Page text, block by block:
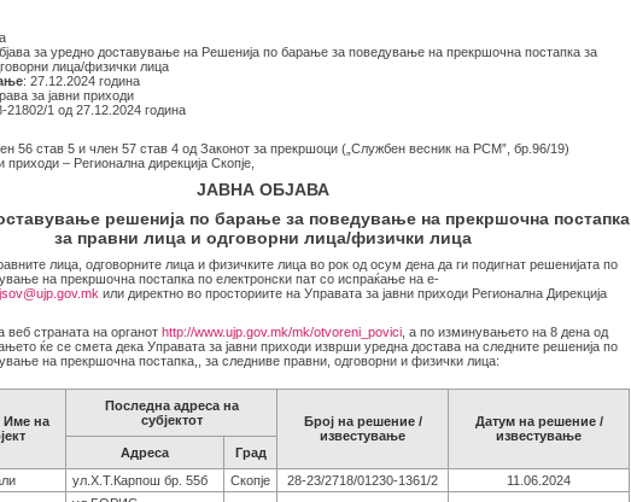
за уредно доставување на Решенија по барање за поведување на прекршочна постапка за
лица/физички лица
: 27.12.2024 година
за јавни приходи
21802/1 од 27.12.2024 година
56 став 5 и член 57 став 4 од Законот за прекршоци („Службен весник на РСМ”, бр.96/19)
приходи – Регионална дирекција Скопје,
ЈАВНА ОБЈАВА
решенија по барање за поведување на прекршочна постапка
за правни лица и одговорни лица/физички лица
лица, одговорните лица и физичките лица во рок од осум дена да ги подигнат решенијата по
на прекршочна постапка по електронски пат со испраќање на е-
или директно во просториите на Управата за јавни приходи Регионална Дирекција
веб страната на органот http://www.ujp.gov.mk/mk/otvoreni_povici , а по изминувањето на 8 дена од
ќе се смета дека Управата за јавни приходи изврши уредна достава на следните решенија по
на прекршочна постапка,, за следниве правни, одговорни и физички лица:
Име на
Последна адреса на
субјектот
Број на решение /
известување
Датум на решение /
известување
Адреса
Град
ул.Х.Т.Карпош бр. 55б Скопје 28-23/2718/01230-1361/2
11.06.2024